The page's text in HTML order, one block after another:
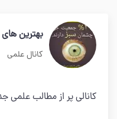
بهترین
کانال علمی
کانالی پر از مطالب علمی